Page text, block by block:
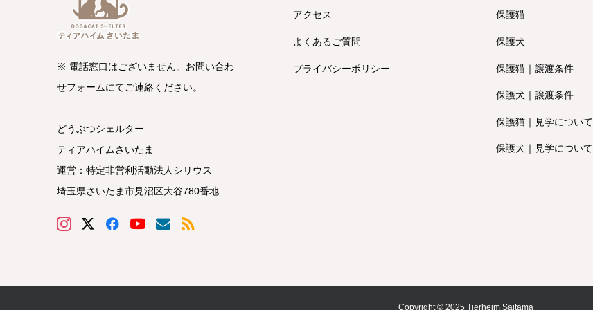
※ 電話窓口はございません。お問い合わ
せフォームにてご連絡ください。
どうぶつシェルター
ティアハイムさいたま
運営：特定非営利活動法人シリウス
埼玉県さいたま市見沼区大谷780番地
アクセス
よくあるご質問
プライバシーポリシー
保護猫
保護犬
保護猫｜譲渡条件
保護犬｜譲渡条件
保護猫｜見学について
保護犬｜見学について
Copyright © 2025 Tierheim Saitama